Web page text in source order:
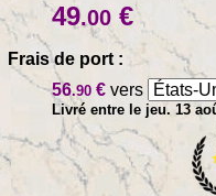
49.00 €
Frais de port :
56.90 € vers
Livré entre le jeu. 13